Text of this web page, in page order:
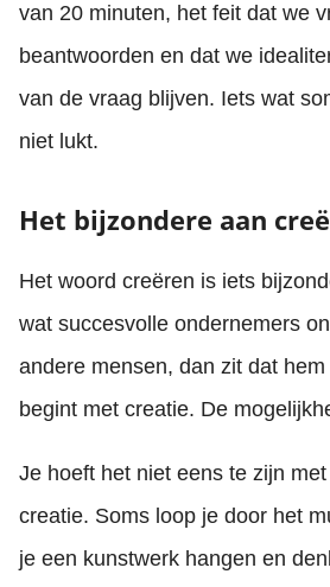
van 20 minuten, het feit dat we
beantwoorden en dat we
van de vraag blijven. Iets wat
niet lukt.
Het bijzondere aan
Het woord creëren is iets
wat succesvolle ondernemers
andere mensen, dan zit dat
begint met creatie. De
Je hoeft het niet eens te zijn
creatie. Soms loop je door het
je een kunstwerk hangen en